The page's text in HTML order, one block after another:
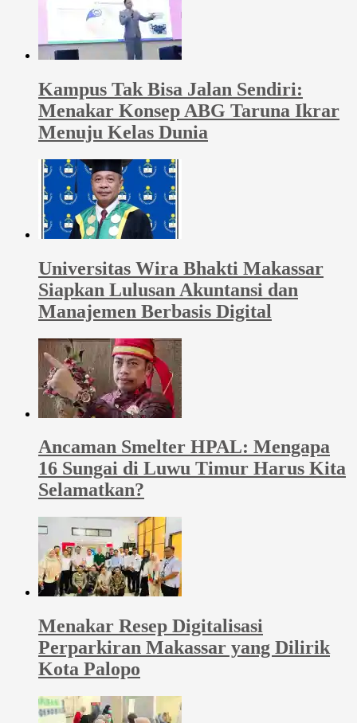
Kampus Tak Bisa Jalan Sendiri:
Menakar Konsep ABG Taruna Ikrar
Menuju Kelas Dunia
Universitas Wira Bhakti Makassar
Siapkan Lulusan Akuntansi dan
Manajemen Berbasis Digital
Ancaman Smelter HPAL: Mengapa
16 Sungai di Luwu Timur Harus Kita
Selamatkan?
Menakar Resep Digitalisasi
Perparkiran Makassar yang Dilirik
Kota Palopo